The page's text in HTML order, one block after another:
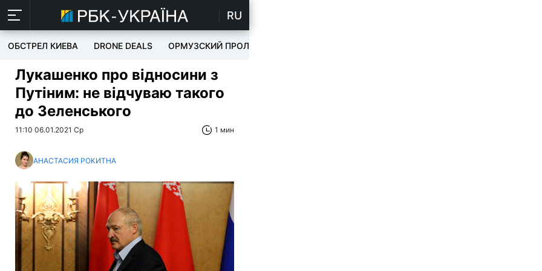
RU
ОБСТРЕЛ КИЕВА DRONE DEALS ОРМУЗСКИЙ ПРОЛИВ
Лукашенко про відносини з
Путіним: не відчуваю такого
до Зеленського
11:10 06.01.2021 Ср 1 мин
АНАСТАСИЯ РОКИТНА